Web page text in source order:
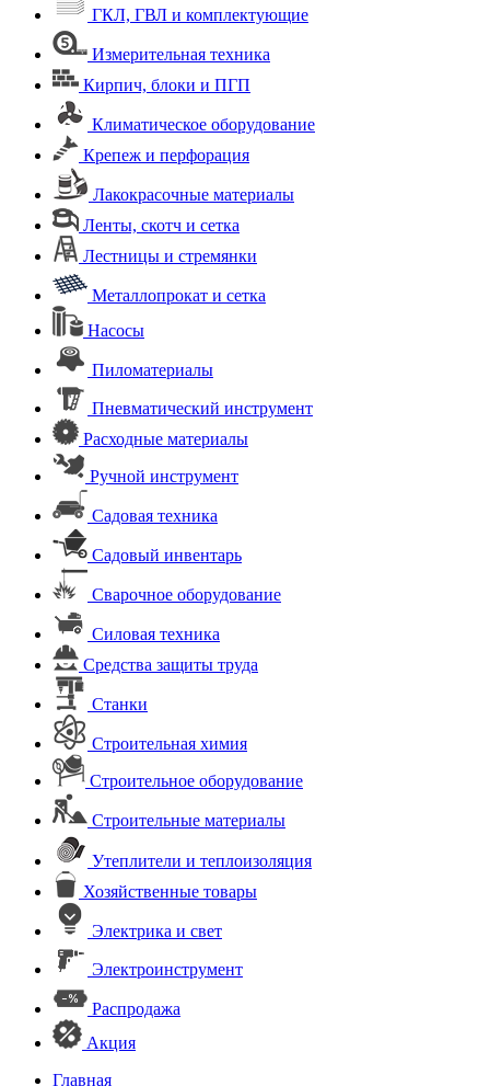
ГКЛ, ГВЛ и комплектующие
Измерительная техника
Кирпич, блоки и ПГП
Климатическое оборудование
Крепеж и перфорация
Лакокрасочные материалы
Ленты, скотч и сетка
Лестницы и стремянки
Металлопрокат и сетка
Насосы
Пиломатериалы
Пневматический инструмент
Расходные материалы
Ручной инструмент
Садовая техника
Садовый инвентарь
Сварочное оборудование
Силовая техника
Средства защиты труда
Станки
Строительная химия
Строительное оборудование
Строительные материалы
Утеплители и теплоизоляция
Хозяйственные товары
Электрика и свет
Электроинструмент
Распродажа
Акция
Главная